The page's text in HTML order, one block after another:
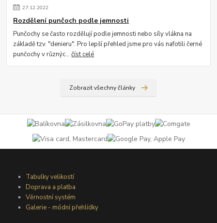
27.12.2022
Rozdělení punčoch podle jemnosti
Punčochy se často rozdělují podle jemnosti nebo síly vlákna na
základě tzv. "denieru". Pro lepší přehled jsme pro vás nafotili černé
punčochy v různýc...číst celé
Zobrazit všechny články
Tabulky velikostí
Doprava a platba
Věrnostní systém
Galerie - módní přehlídky